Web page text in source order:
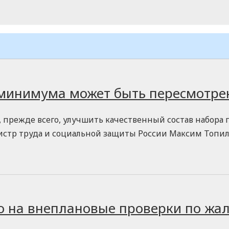
может быть
всего, улучшить качественный состав набора
труда и социальной защиты России Максим
на внеплановые проверки по